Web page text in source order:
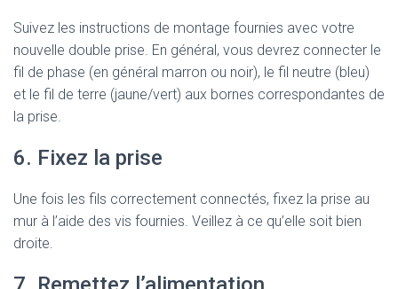
Suivez les instructions de montage fournies avec votre
nouvelle double prise. En général, vous devrez connecter le
fil de phase (en général marron ou noir), le fil neutre (bleu)
et le fil de terre (jaune/vert) aux bornes correspondantes de
la prise.
6. Fixez la prise
Une fois les fils correctement connectés, fixez la prise au
mur à l’aide des vis fournies. Veillez à ce qu’elle soit bien
droite.